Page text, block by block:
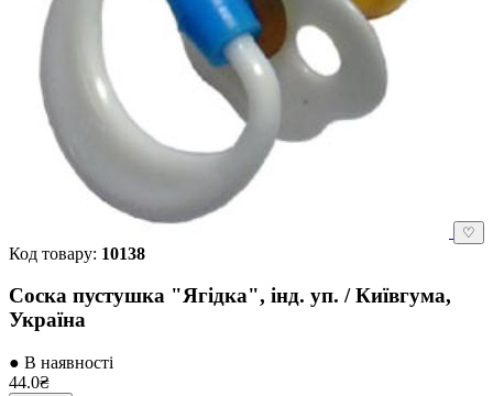
♡
Код товару: 10138
Соска пустушка "Ягідка", інд. уп. / Київгума,
Україна
● В наявності
44.0₴